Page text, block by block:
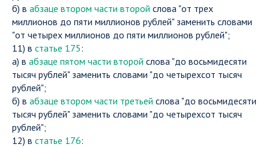
б) в абзаце втором части второй слова "от трех
миллионов до пяти миллионов рублей" заменить словами
"от четырех миллионов до пяти миллионов рублей";
11) в статье 175:
а) в абзаце пятом части второй слова "до восьмидесяти
тысяч рублей" заменить словами "до четырехсот тысяч
рублей";
б) в абзаце втором части третьей слова "до восьмидесяти
тысяч рублей" заменить словами "до четырехсот тысяч
рублей";
12) в статье 176: